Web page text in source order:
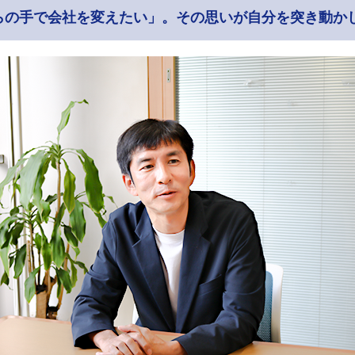
の手で会社を変えたい」。その思いが自分を突き動か